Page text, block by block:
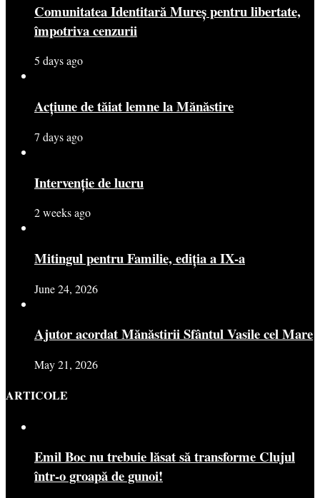
Comunitatea Identitară Mureș pentru libertate,
împotriva cenzurii
5 days ago
Acțiune de tăiat lemne la Mănăstire
7 days ago
Intervenție de lucru
2 weeks ago
Mitingul pentru Familie, ediția a IX-a
June 24, 2026
Ajutor acordat Mănăstirii Sfântul Vasile cel Mare
May 21, 2026
ARTICOLE
Emil Boc nu trebuie lăsat să transforme Clujul
într-o groapă de gunoi!